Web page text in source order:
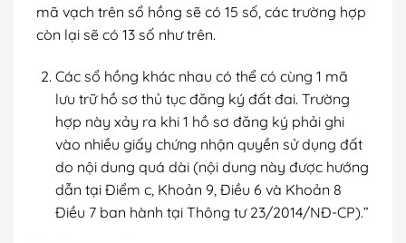
mã vạch trên sổ hồng sẽ có 15 số, các trường hợp
còn lại sẽ có 13 số như trên.
Các sổ hồng khác nhau có thể có cùng 1 mã
lưu trữ hồ sơ thủ tục đăng ký đất đai. Trường
hợp này xảy ra khi 1 hồ sơ đăng ký phải ghi
vào nhiều giấy chứng nhận quyền sử dụng đất
do nội dung quá dài (nội dung này được hướng
dẫn tại Điểm c, Khoản 9, Điều 6 và Khoản 8
Điều 7 ban hành tại Thông tư 23/2014/NĐ-CP).”